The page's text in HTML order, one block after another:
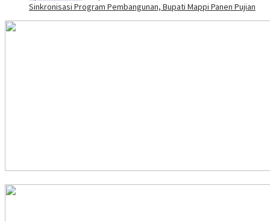
Sinkronisasi Program Pembangunan, Bupati Mappi Panen Pujian